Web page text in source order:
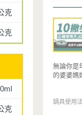
克
克
克
無論你是
的婆婆媽
的問題後
鍋具使用法